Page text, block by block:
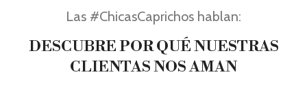
Las #ChicasCaprichos hablan:
DESCUBRE POR QUÉ NUESTRAS
CLIENTAS NOS AMAN